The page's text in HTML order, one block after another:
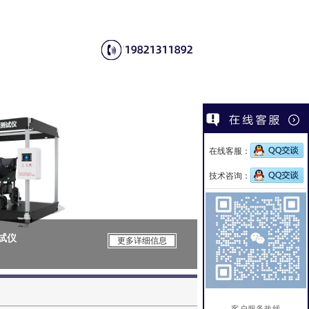
仪 更多详细信息 CSI-Z650电动
在线客服：
技术咨询：